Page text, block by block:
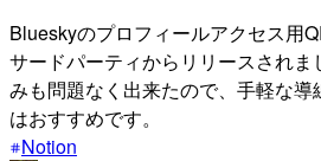
Blueskyのプロフィールアクセス用
サードパーティからリリースされ
みも問題なく出来たので、手軽な導
はおすすめです。
Notion